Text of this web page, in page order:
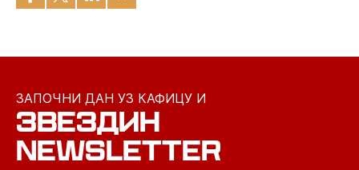
ЗАПОЧНИ ДАН УЗ КАФИЦУ И
ЗВЕЗДИН
NEWSLETTER